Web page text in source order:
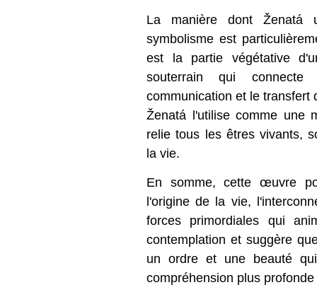
La manière dont Ženatá
symbolisme est
est la partie végétative
souterrain qui
communication et le transfert
Ženatá l'utilise comme une
relie tous les êtres vivants,
la vie.
En somme, cette œuvre
l'origine de la vie,
forces primordiales qui
contemplation et suggère
un ordre et une beauté
compréhension plus